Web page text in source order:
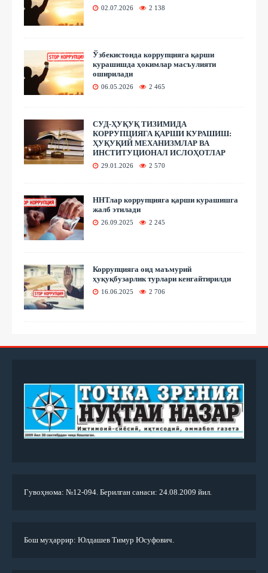
02.07.2026 2 138
Ўзбекистонда коррупцияга қарши
курашишда ҳокимлар масъулияти
оширилади
06.05.2026 2 465
СУД-ҲУҚУҚ ТИЗИМИДА
КОРРУПЦИЯГА ҚАРШИ КУРАШИШ:
ҲУҚУҚИЙ МЕХАНИЗМЛАР ВА
ИНСТИТУЦИОНАЛ ИСЛОҲОТЛАР
29.01.2026 2 570
ННТлар коррупцияга қарши курашишга
жалб этилади
26.09.2025 2 245
Коррупцияга оид маъмурий
ҳуқуқбузарлик турлари кенгайтирилди
16.06.2025 2 706
Гувоҳнома: №12-094. Берилган санаси: 24.08.2009 йил.
Бош муҳаррир: Юлдашев Тимур Юсуфович.